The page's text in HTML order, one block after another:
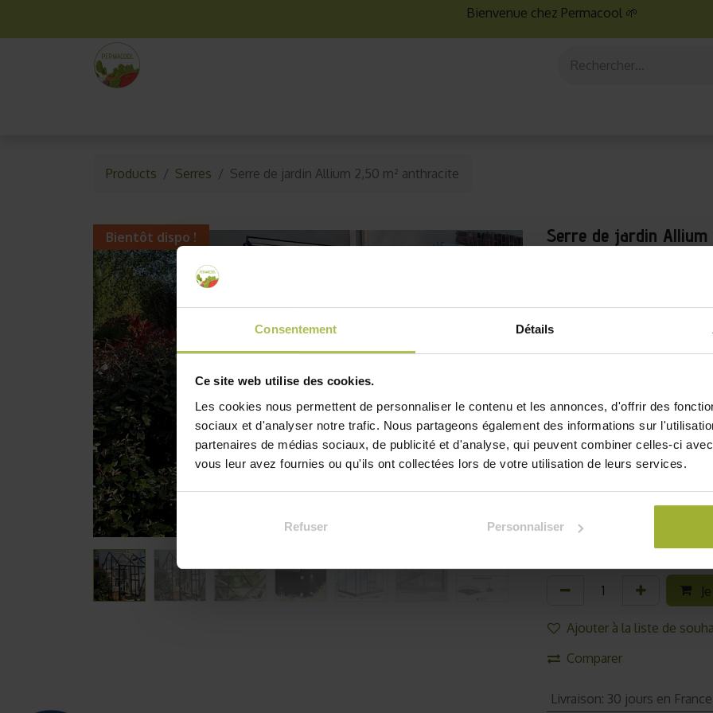
Consentement Détails
Ce site web utilise des cookies.
Les cookies nous permettent de personnaliser le contenu et les annonces, d'offrir des
sociaux et d'analyser notre trafic. Nous partageons également des informations sur
partenaires de médias sociaux, de publicité et d'analyse, qui peuvent combiner celles-ci
vous leur avez fournies ou qu'ils ont collectées lors de votre utilisation de leurs services.
Refuser Personnaliser
Bienvenue chez Permacool 🌱
Products Serres Serre de jardin Allium 2,50 m² anthracite
Bientôt dispo ! Serre de jardin Allium
Produit disponible
Livraison seulement en
Cette serre de 2,5m²
légumes toute l’année.
esthétique et qualité.
lucarne de toit afin
deux renforts
renforcer la résistance
pouvez également,
descentes de gouttière
TVA comprise
Ajouter à la liste de
Comparer
Livraison: 30 jours en